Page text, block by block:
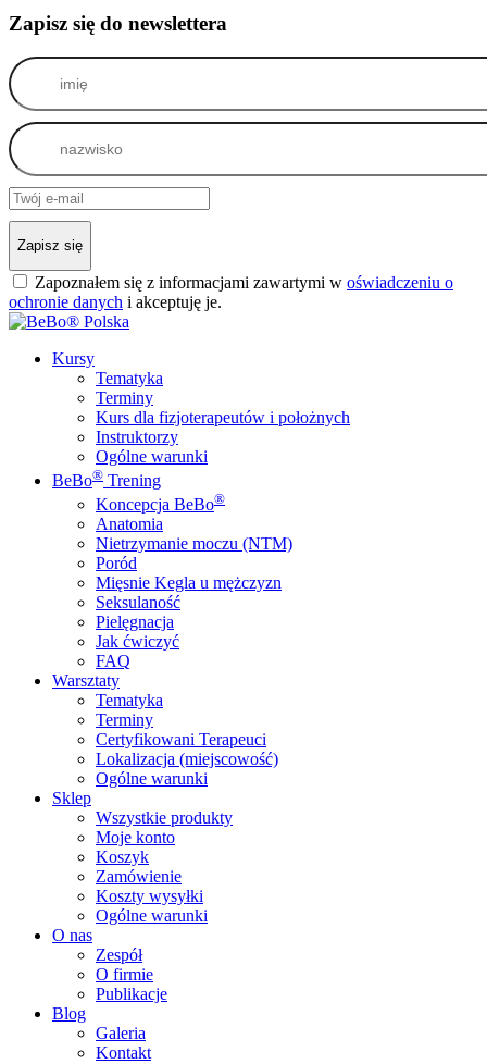
Zapisz się do newslettera
Zapisz się
Zapoznałem się z informacjami zawartymi w oświadczeniu o
ochronie danych i akceptuję je.
Kursy
Tematyka
Terminy
Kurs dla fizjoterapeutów i położnych
Instruktorzy
Ogólne warunki
BeBo® Trening
Koncepcja BeBo®
Anatomia
Nietrzymanie moczu (NTM)
Poród
Mięsnie Kegla u mężczyzn
Seksulaność
Pielęgnacja
Jak ćwiczyć
FAQ
Warsztaty
Tematyka
Terminy
Certyfikowani Terapeuci
Lokalizacja (miejscowość)
Ogólne warunki
Sklep
Wszystkie produkty
Moje konto
Koszyk
Zamówienie
Koszty wysyłki
Ogólne warunki
O nas
Zespół
O firmie
Publikacje
Blog
Galeria
Kontakt